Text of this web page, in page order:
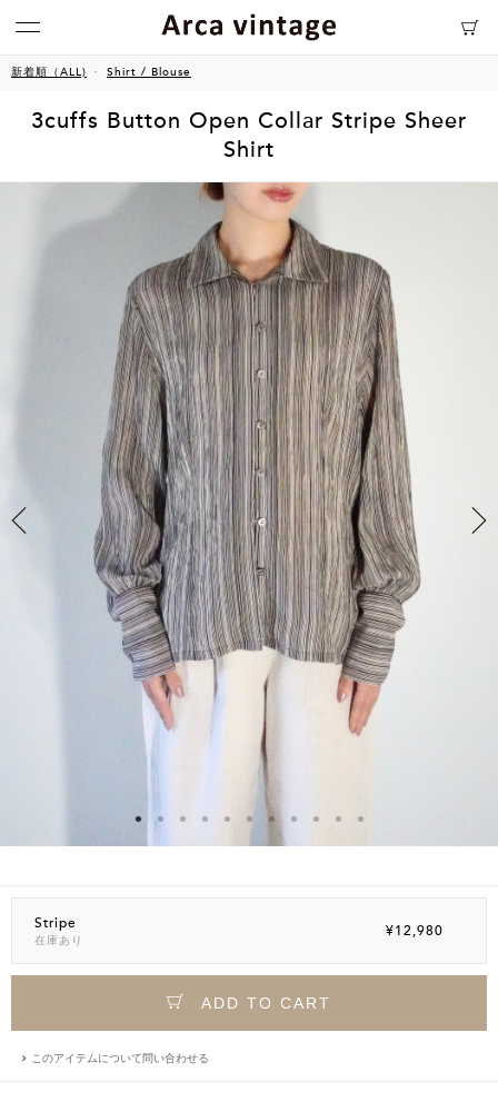
新着順（ALL) Shirt / Blouse
3cuffs Button Open Collar Stripe Sheer
Shirt
Stripe
在庫あり
¥12,980
ADD TO CART
このアイテムについて問い合わせる